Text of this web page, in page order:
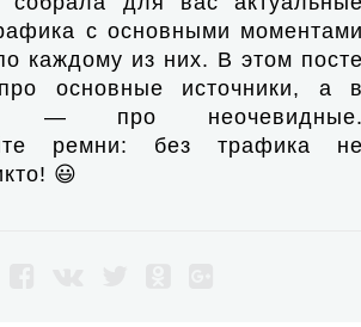
с основными
каждому из них. В этом
основные источники, а
— про
ремни: без трафика
😃